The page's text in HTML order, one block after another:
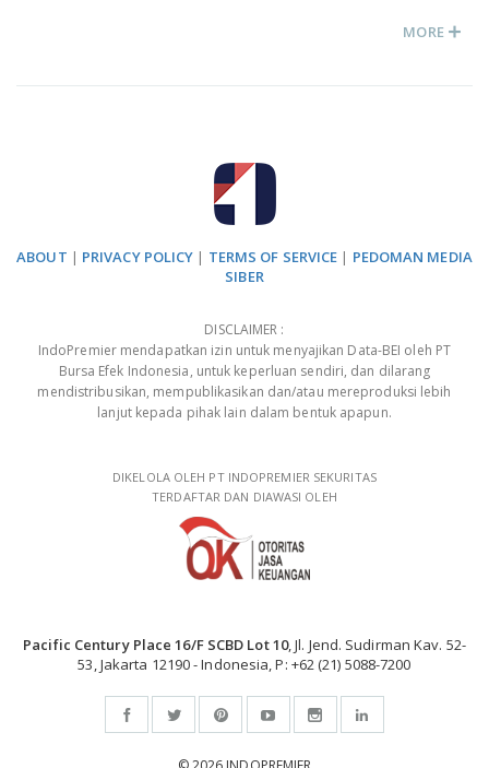
MORE
ABOUT | PRIVACY POLICY | TERMS OF SERVICE | PEDOMAN MEDIA
SIBER
DISCLAIMER :
IndoPremier mendapatkan izin untuk menyajikan Data-BEI oleh PT
Bursa Efek Indonesia, untuk keperluan sendiri, dan dilarang
mendistribusikan, mempublikasikan dan/atau mereproduksi lebih
lanjut kepada pihak lain dalam bentuk apapun.
DIKELOLA OLEH PT INDOPREMIER SEKURITAS
TERDAFTAR DAN DIAWASI OLEH
Pacific Century Place 16/F SCBD Lot 10, Jl. Jend. Sudirman Kav. 52-
53, Jakarta 12190 - Indonesia, P: +62 (21) 5088-7200